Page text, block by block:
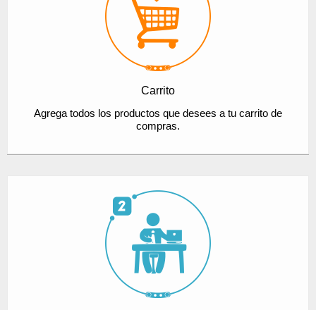
Carrito
Agrega todos los productos que desees a tu carrito de
compras.